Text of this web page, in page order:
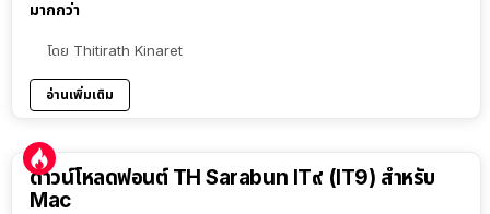
มากกว่า
โดย Thitirath Kinaret
อ่านเพิ่มเติม
ดาวน์โหลดฟอนต์ TH Sarabun IT๙ (IT9) สำหรับ
Mac